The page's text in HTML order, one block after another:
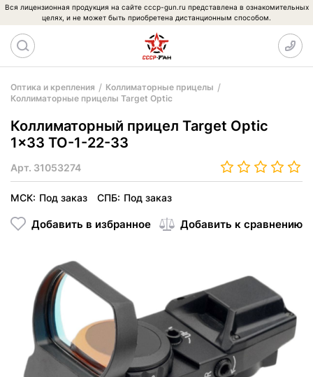
Вся лицензионная продукция на сайте cccp-gun.ru представлена в ознакомительных
целях, и не может быть приобретена дистанционным способом.
Оптика и крепления
Коллиматорные прицелы
Коллиматорные прицелы Target Optic
Коллиматорный прицел Target Optic
1x33 TO-1-22-33
Арт. 31053274
МСК: Под заказ СПБ: Под заказ
Добавить в избранное Добавить к сравнению